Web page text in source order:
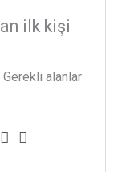
ilk kişi
Gerekli alanlar